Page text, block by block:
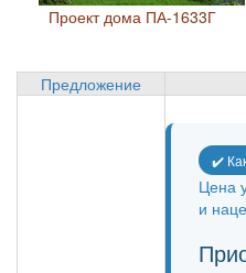
Проект дома ПА-1633Г
Предложение
✔️
Цена
и